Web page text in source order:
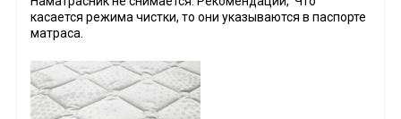
касается режима чистки, то они указываются в паспорте
матраса.